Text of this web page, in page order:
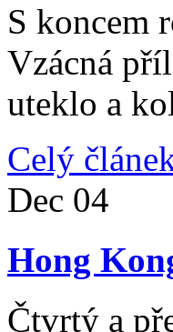
S koncem
Vzácná
uteklo a
Celý
Dec 04
Hong
Čtvrtý a